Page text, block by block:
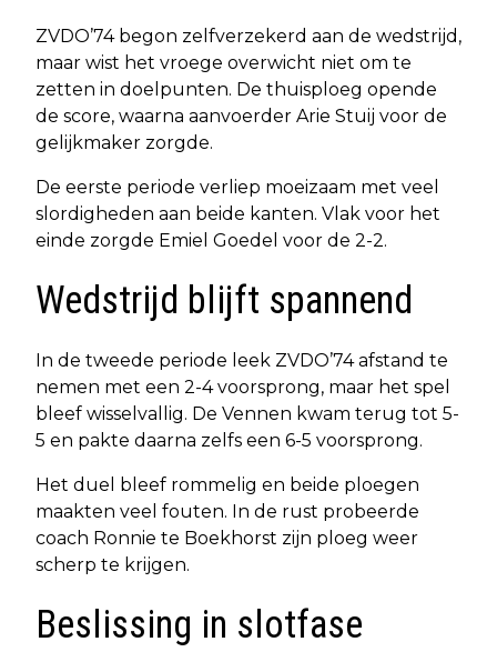
ZVDO’74 begon zelfverzekerd aan de wedstrijd,
maar wist het vroege overwicht niet om te
zetten in doelpunten. De thuisploeg opende
de score, waarna aanvoerder Arie Stuij voor de
gelijkmaker zorgde.
De eerste periode verliep moeizaam met veel
slordigheden aan beide kanten. Vlak voor het
einde zorgde Emiel Goedel voor de 2-2.
Wedstrijd blijft spannend
In de tweede periode leek ZVDO’74 afstand te
nemen met een 2-4 voorsprong, maar het spel
bleef wisselvallig. De Vennen kwam terug tot 5-
5 en pakte daarna zelfs een 6-5 voorsprong.
Het duel bleef rommelig en beide ploegen
maakten veel fouten. In de rust probeerde
coach Ronnie te Boekhorst zijn ploeg weer
scherp te krijgen.
Beslissing in slotfase